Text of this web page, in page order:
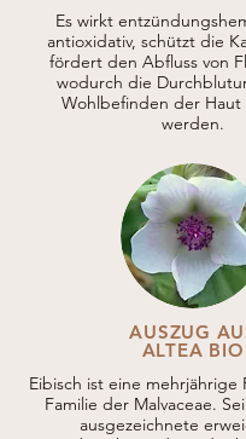
Es wirkt
antioxidativ, schützt die
fördert den Abfluss von
wodurch die
Wohlbefinden der Haut
werden.
AUSZUG
ALTEA BIO
Eibisch ist eine mehrjährige
Familie der Malvaceae.
ausgezeichnete